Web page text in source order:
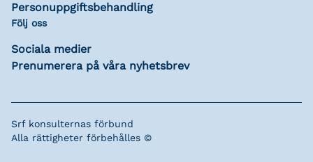
Personuppgiftsbehandling
Följ oss
Sociala medier
Prenumerera på våra nyhetsbrev
Srf konsulternas förbund
Alla rättigheter förbehålles ©